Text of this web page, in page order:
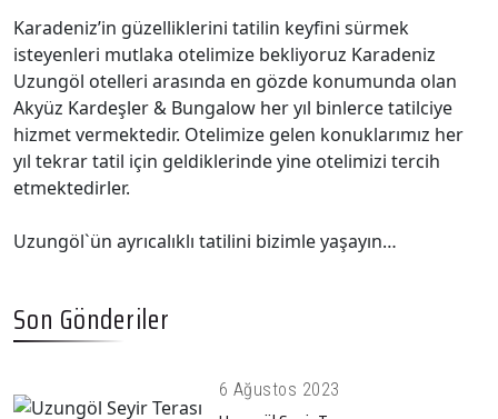
Son Gönderiler
6 Ağustos 2023
Karadeniz’in güzelliklerini tatilin keyfini sürmek
isteyenleri mutlaka otelimize bekliyoruz Karadeniz
Uzungöl otelleri arasında en gözde konumunda olan
Akyüz Kardeşler & Bungalow her yıl binlerce tatilciye
hizmet vermektedir. Otelimize gelen konuklarımız her
yıl tekrar tatil için geldiklerinde yine otelimizi tercih
etmektedirler.
Uzungöl`ün ayrıcalıklı tatilini bizimle yaşayın…